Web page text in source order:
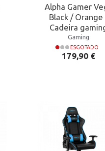
Alpha Gamer
Black / Orange
Cadeira
Gaming
ESGOTADO
Preço
179,90 €